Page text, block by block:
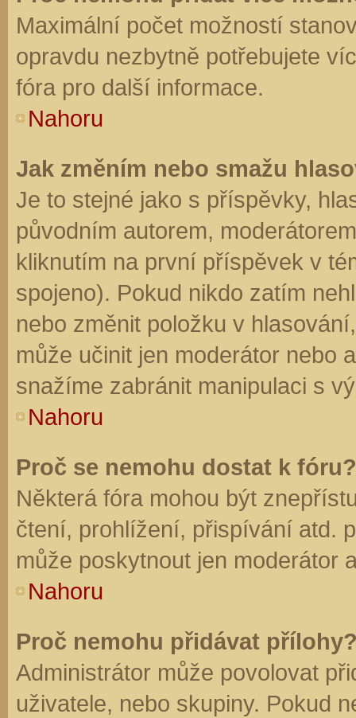
Maximální počet možností
opravdu nezbytně potřebujete
fóra pro další informace.
Nahoru
Jak změním nebo smažu
Je to stejné jako s příspěvky,
původním autorem,
kliknutím na první příspěvek v
spojeno). Pokud nikdo zatím
nebo změnit položku v
může učinit jen moderátor nebo
snažíme zabránit manipulaci s
Nahoru
Proč se nemohu dostat k fóru?
Některá fóra mohou být
čtení, prohlížení, přispívání atd.
může poskytnout jen moderátor
Nahoru
Proč nemohu přidávat
Administrátor může povolovat
uživatele, nebo skupiny. Pokud